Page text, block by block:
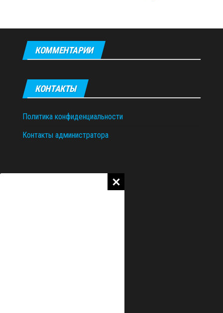
КОММЕНТАРИИ
КОНТАКТЫ
Политика конфиденциальности
Контакты администратора